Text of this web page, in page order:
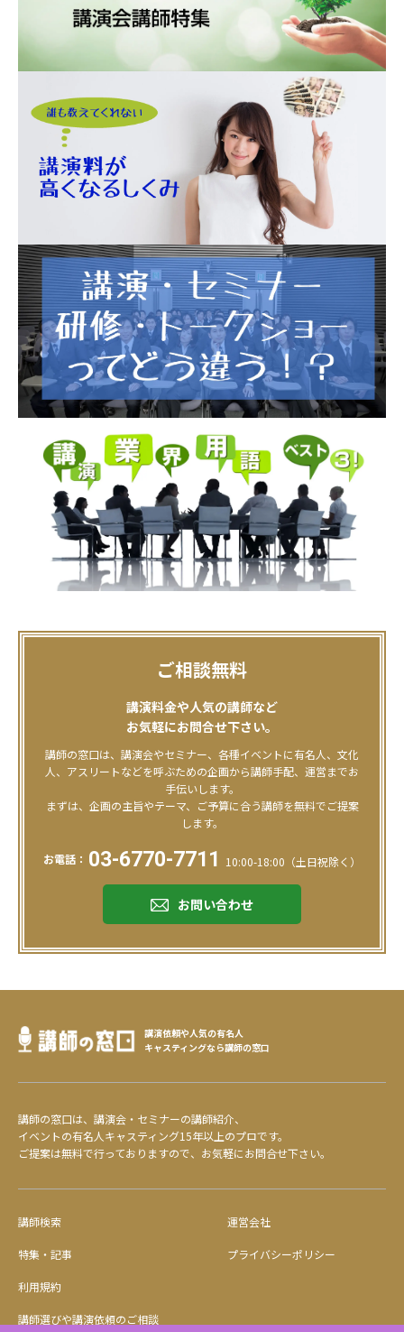
ご相談無料
講演料金や人気の講師など
お気軽にお問合せ下さい。
講師の窓口は、講演会やセミナー、各種イベントに有名人、文化
人、アスリートなどを呼ぶための企画から講師手配、運営までお
手伝いします。
まずは、企画の主旨やテーマ、ご予算に合う講師を無料でご提案
します。
お電話： 03-6770-7711 10:00-18:00（土日祝除く）
お問い合わせ
講演依頼や人気の有名人
キャスティングなら講師の窓口
講師の窓口は、講演会・セミナーの講師紹介、
イベントの有名人キャスティング15年以上のプロです。
ご提案は無料で行っておりますので、お気軽にお問合せ下さい。
講師検索
特集・記事
利用規約
講師選びや講演依頼のご相談
運営会社
プライバシーポリシー